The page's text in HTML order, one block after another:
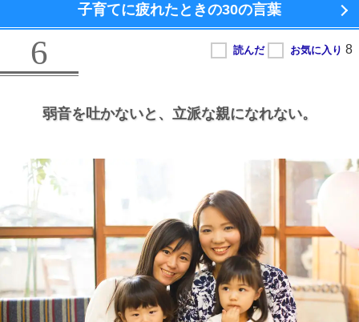
子育てに疲れたときの30の言葉
6
弱音を吐かないと、 立派な親になれない。